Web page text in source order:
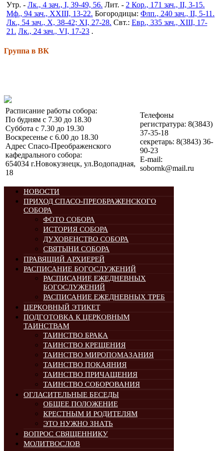
Утр. - Лк., 4 зач., I, 39-49, 56. Лит. - 2 Кор., 171 зач., II, 3-15.
Мф., 94 зач., XXIII, 13-22. Богородицы: Флп., 240 зач., II, 5-11.
Лк., 54 зач., X, 38-42; XI, 27-28. Свт.: Евр., 335 зач., XIII, 17-
21. Лк., 24 зач., VI, 17-23 .
Группа в ВК
Расписание работы собора:
По будням с 7.30 до 18.30
Суббота с 7.30 до 19.30
Воскресенье с 6.00 до 18.30
Адрес Спасо-Преображенского
кафедрального собора:
654034 г.Новокузнецк, ул.Водопадная,
18
Телефоны
регистратура: 8(3843)
37-35-18
секретарь: 8(3843) 36-
90-23
E-mail:
sobornk@mail.ru
НОВОСТИ
ПРИХОД СПАСО-ПРЕОБРАЖЕНСКОГО
СОБОРА
ФОТО СОБОРА
ИСТОРИЯ СОБОРА
ДУХОВЕНСТВО СОБОРА
СВЯТЫНИ СОБОРА
ПРАВЯЩИЙ АРХИЕРЕЙ
РАСПИСАНИЕ БОГОСЛУЖЕНИЙ
РАСПИСАНИЕ ЕЖЕДНЕВНЫХ
БОГОСЛУЖЕНИЙ
РАСПИСАНИЕ ЕЖЕДНЕВНЫХ ТРЕБ
ЦЕРКОВНЫЙ ЭТИКЕТ
ПОДГОТОВКА К ЦЕРКОВНЫМ
ТАИНСТВАМ
ТАИНСТВО БРАКА
ТАИНСТВО КРЕЩЕНИЯ
ТАИНСТВО МИРОПОМАЗАНИЯ
ТАИНСТВО ПОКАЯНИЯ
ТАИНСТВО ПРИЧАЩЕНИЯ
ТАИНСТВО СОБОРОВАНИЯ
ОГЛАСИТЕЛЬНЫЕ БЕСЕДЫ
ОБЩЕЕ ПОЛОЖЕНИЕ
КРЕСТНЫМ И РОДИТЕЛЯМ
ЭТО НУЖНО ЗНАТЬ
ВОПРОС СВЯЩЕННИКУ
МОЛИТВОСЛОВ